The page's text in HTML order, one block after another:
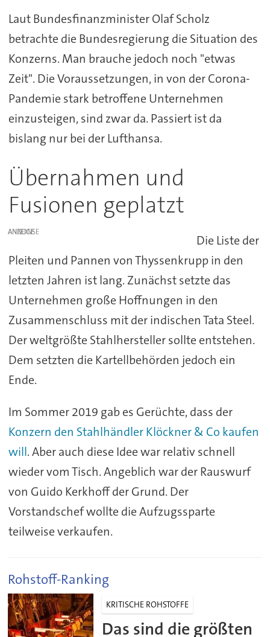
Laut Bundesfinanzminister Olaf Scholz
betrachte die Bundesregierung die Situation des
Konzerns. Man brauche jedoch noch "etwas
Zeit". Die Voraussetzungen, in von der Corona-
Pandemie stark betroffene Unternehmen
einzusteigen, sind zwar da. Passiert ist da
bislang nur bei der Lufthansa.
Übernahmen und
Fusionen geplatzt
ANZEIGE
Die Liste der
Pleiten und Pannen von Thyssenkrupp in den
letzten Jahren ist lang. Zunächst setzte das
Unternehmen große Hoffnungen in den
Zusammenschluss mit der indischen Tata Steel.
Der weltgrößte Stahlhersteller sollte entstehen.
Dem setzten die Kartellbehörden jedoch ein
Ende.
Im Sommer 2019 gab es Gerüchte, dass der
Konzern den Stahlhändler Klöckner & Co kaufen
will. Aber auch diese Idee war relativ schnell
wieder vom Tisch. Angeblich war der Rauswurf
von Guido Kerkhoff der Grund. Der
Vorstandschef wollte die Aufzugssparte
teilweise verkaufen.
Rohstoff-Ranking
KRITISCHE ROHSTOFFE
Das sind die größten